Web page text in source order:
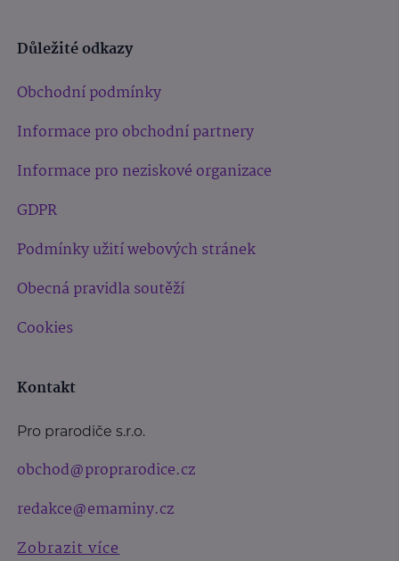
Důležité odkazy
Obchodní podmínky
Informace pro obchodní partnery
Informace pro neziskové organizace
GDPR
Podmínky užití webových stránek
Obecná pravidla soutěží
Cookies
Kontakt
Pro prarodiče s.r.o.
obchod@proprarodice.cz
redakce@emaminy.cz
Zobrazit více